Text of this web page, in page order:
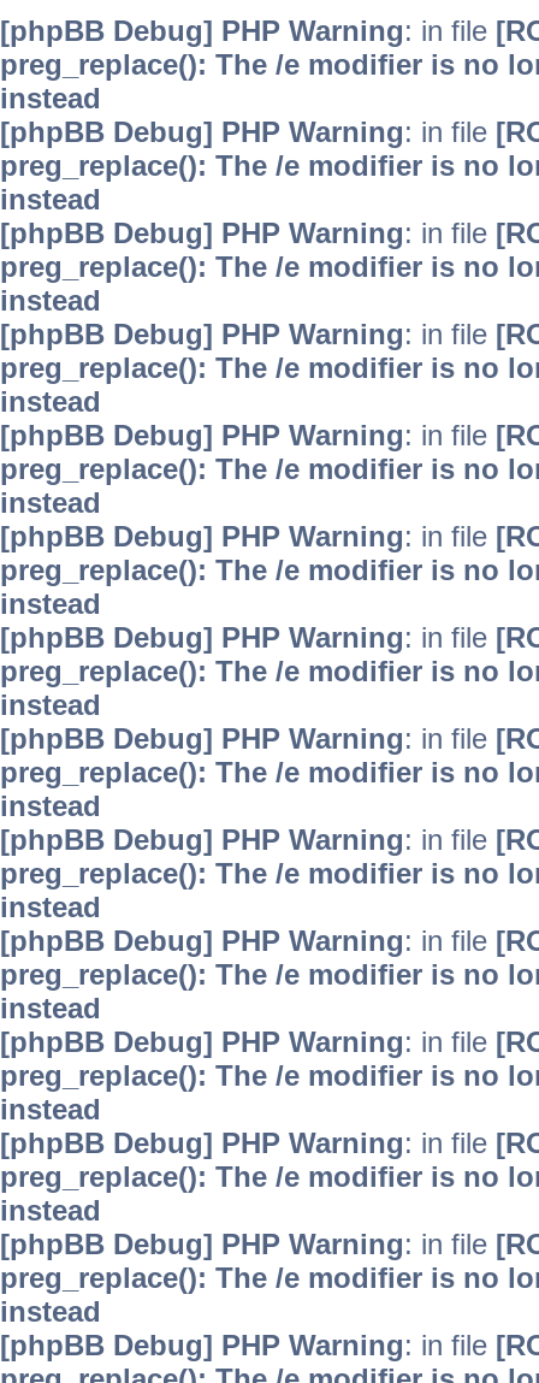
[phpBB Debug] PHP Warning: in file
preg_replace(): The /e modifier is no
instead
[phpBB Debug] PHP Warning: in file
preg_replace(): The /e modifier is no
instead
[phpBB Debug] PHP Warning: in file
preg_replace(): The /e modifier is no
instead
[phpBB Debug] PHP Warning: in file
preg_replace(): The /e modifier is no
instead
[phpBB Debug] PHP Warning: in file
preg_replace(): The /e modifier is no
instead
[phpBB Debug] PHP Warning: in file
preg_replace(): The /e modifier is no
instead
[phpBB Debug] PHP Warning: in file
preg_replace(): The /e modifier is no
instead
[phpBB Debug] PHP Warning: in file
preg_replace(): The /e modifier is no
instead
[phpBB Debug] PHP Warning: in file
preg_replace(): The /e modifier is no
instead
[phpBB Debug] PHP Warning: in file
preg_replace(): The /e modifier is no
instead
[phpBB Debug] PHP Warning: in file
preg_replace(): The /e modifier is no
instead
[phpBB Debug] PHP Warning: in file
preg_replace(): The /e modifier is no
instead
[phpBB Debug] PHP Warning: in file
preg_replace(): The /e modifier is no
instead
[phpBB Debug] PHP Warning: in file